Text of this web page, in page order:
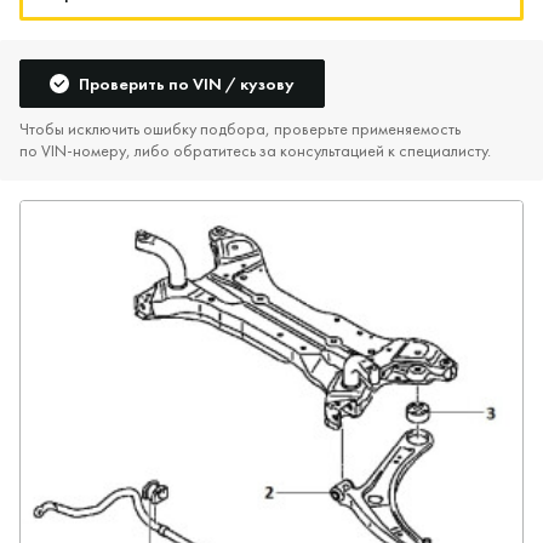
Проверить по VIN / кузову
Чтобы исключить ошибку подбора, проверьте применяемость
по VIN‑номеру, либо обратитесь за консультацией к специалисту.